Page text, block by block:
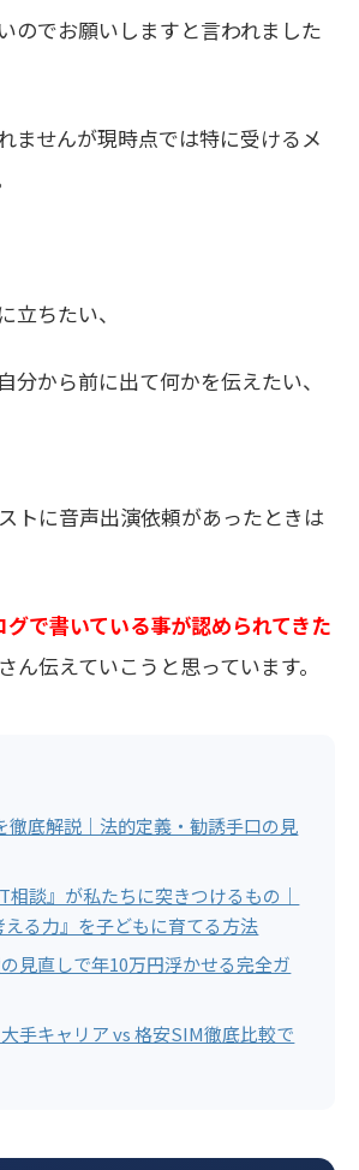
のでお願いしますと言われました
ませんが現時点では特に受けるメ
ちたい、
から前に出て何かを伝えたい、
トに音声出演依頼があったときは
グで書いている事が認められてきた
伝えていこうと思っています。
徹底解説｜法的定義・勧誘手口の見
談』が私たちに突きつけるもの｜
る力』を子どもに育てる方法
見直しで年10万円浮かせる完全ガ
手キャリア vs 格安SIM徹底比較で